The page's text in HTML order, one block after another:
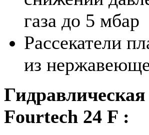
газа до 5 мбар
Рассекатели
из
Fourtech 24 F :